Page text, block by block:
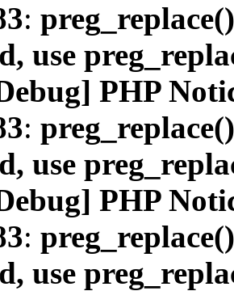
:
use
PHP
:
use
PHP
:
use